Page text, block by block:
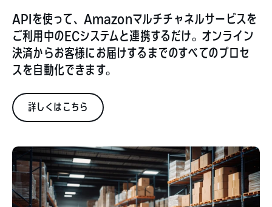
APIを使って、Amazonマルチチャネルサービスを
ご利用中のECシステムと連携するだけ。オンライン
決済からお客様にお届けするまでのすべてのプロセ
スを自動化できます。
詳しくはこちら